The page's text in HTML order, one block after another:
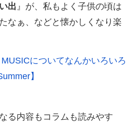
出 』が、私もよく子供の頃は
なぁ、などと懐かしくなり楽
についてなんかいろいろ
】
る内容もコラムも読みやす